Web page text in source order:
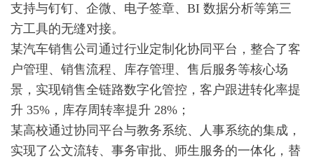
支持与钉钉、企微、电子签章、BI 数据分析等第三
方工具的无缝对接。
某汽车销售公司通过行业定制化协同平台，整合了客
户管理、销售流程、库存管理、售后服务等核心场
景，实现销售全链路数字化管控，客户跟进转化率提
升 35%，库存周转率提升 28%；
某高校通过协同平台与教务系统、人事系统的集成，
实现了公文流转、事务审批、师生服务的一体化，替